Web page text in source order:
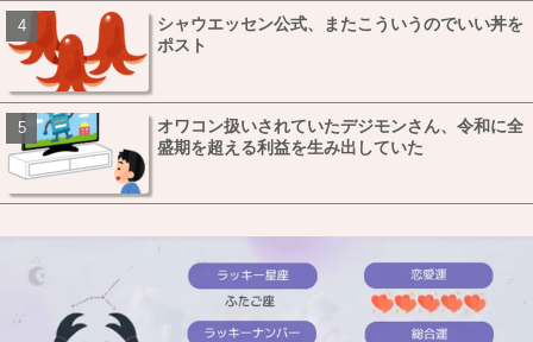
シャウエッセン公式、またこういうのでいい丼を
ポスト
オワコン扱いされていたデジモンさん、令和に全
盛期を超える利益を生み出していた